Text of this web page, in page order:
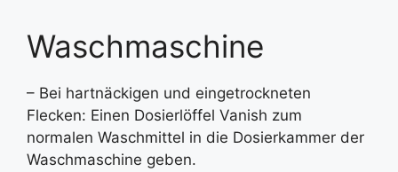
Waschmaschine
– Bei hartnäckigen und eingetrockneten
Flecken: Einen Dosierlöffel Vanish zum
normalen Waschmittel in die Dosierkammer der
Waschmaschine geben.